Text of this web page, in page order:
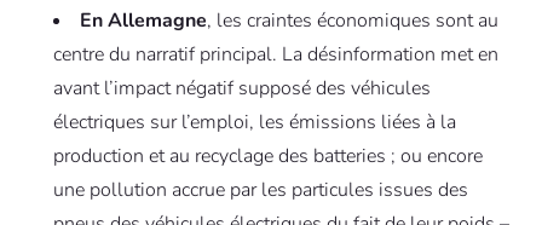
En Allemagne, les craintes économiques sont au
centre du narratif principal. La désinformation met en
avant l’impact négatif supposé des véhicules
électriques sur l’emploi, les émissions liées à la
production et au recyclage des batteries ; ou encore
une pollution accrue par les particules issues des